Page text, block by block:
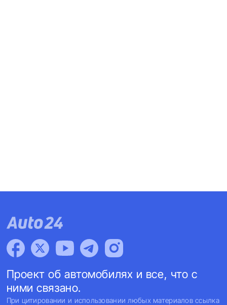
Проект об автомобилях и все, что с
ними связано.
При цитировании и использовании любых материалов ссылка